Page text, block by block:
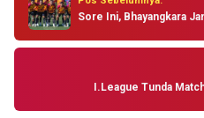
Sore Ini, Bhayangkara
I.League Tunda